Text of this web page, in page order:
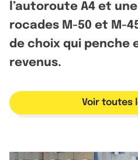
l’autoroute A4 et
rocades M-50 et M-
de choix qui penche
revenus.
Voir toutes